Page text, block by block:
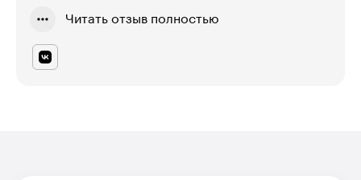
дефектов речи. Отдельное спасибо Анне
Рознатовской. Она была преподавателем на
курсе и проверяла практические работы.
Читать отзыв полностью